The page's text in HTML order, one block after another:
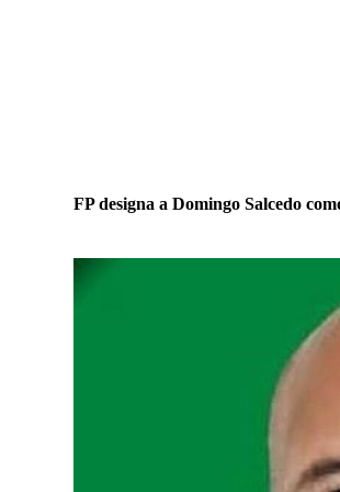
FP designa a Domingo Salcedo